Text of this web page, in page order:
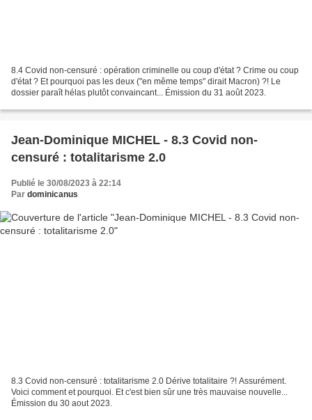
8.4 Covid non-censuré : opération criminelle ou coup d'état ? Crime ou coup
d'état ? Et pourquoi pas les deux ("en même temps" dirait Macron) ?! Le
dossier paraît hélas plutôt convaincant... Émission du 31 août 2023.
Jean-Dominique MICHEL - 8.3 Covid non-
censuré : totalitarisme 2.0
Publié le 30/08/2023 à 22:14
Par dominicanus
8.3 Covid non-censuré : totalitarisme 2.0 Dérive totalitaire ?! Assurément.
Voici comment et pourquoi. Et c'est bien sûr une très mauvaise nouvelle...
Émission du 30 aout 2023.